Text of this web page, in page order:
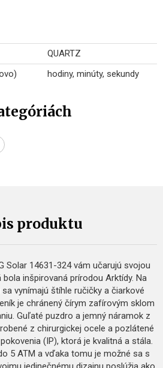
QUARTZ
hodiny, minúty, sekundy
produktu
Solar 14631-324 vám učarujú svojou
inšpirovaná prírodou Arktídy. Na
vynímajú štíhle ručičky a čiarkové
je chránený čírym zafírovým sklom
Guľaté puzdro a jemný náramok z
z chirurgickej ocele a pozlátené
(IP), ktorá je kvalitná a stála.
5 ATM a vďaka tomu je možné sa s